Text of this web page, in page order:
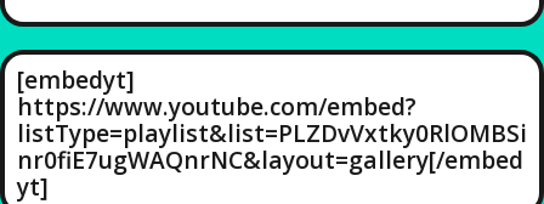
[embedyt]
https://www.youtube.com/embed?
listType=playlist&list=PLZDvVxtky0RlOMBSi
nr0fiE7ugWAQnrNC&layout=gallery[/embed
yt]